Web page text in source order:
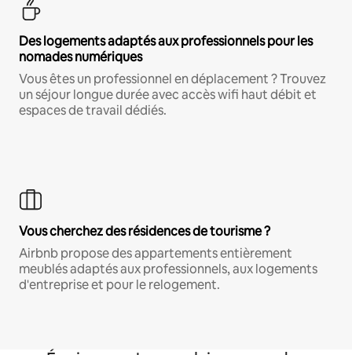
Des logements adaptés aux professionnels pour les
nomades numériques
Vous êtes un professionnel en déplacement ? Trouvez
un séjour longue durée avec accès wifi haut débit et
espaces de travail dédiés.
Vous cherchez des résidences de tourisme ?
Airbnb propose des appartements entièrement
meublés adaptés aux professionnels, aux logements
d'entreprise et pour le relogement.